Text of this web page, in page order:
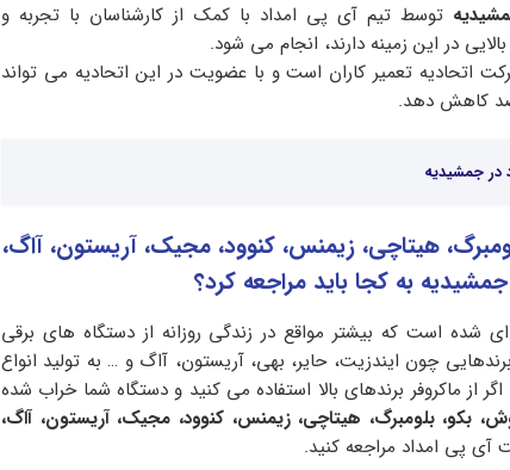
توسط تیم آی پی امداد با کمک از کارشناسان با تجربه و
در این زمینه دارند، انجام می شود.
اتحادیه تعمیر کاران است و با عضویت در این اتحادیه می تواند
در جمشیدیه
هیتاچی، زیمنس، کنوود، مجیک، آریستون، آاگ،
به کجا باید مراجعه کرد؟
شده است که بیشتر مواقع در زندگی روزانه از دستگاه های برقی
چون ایندزیت، حایر، بهی، آریستون، آاگ و … به تولید انواع
از ماکروفر برندهای بالا استفاده می کنید و دستگاه شما خراب شده
بکو، بلومبرگ، هیتاچی، زیمنس، کنوود، مجیک، آریستون، آاگ،
آی پی امداد مراجعه کنید.